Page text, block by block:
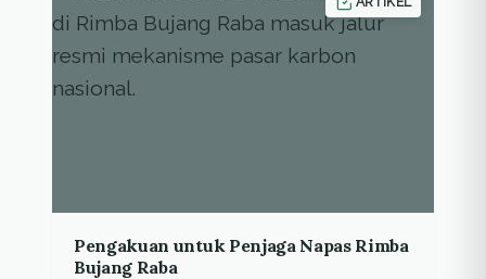
Pengakuan untuk Penjaga Napas Rimba
Bujang Raba